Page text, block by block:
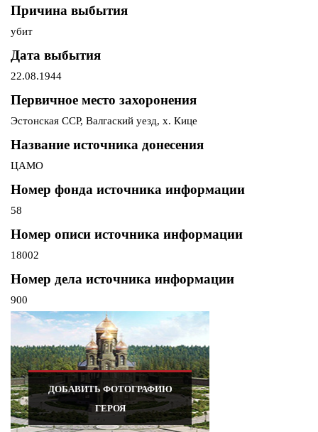
Причина выбытия
убит
Дата выбытия
22.08.1944
Первичное место захоронения
Эстонская ССР, Валгаский уезд, х. Кице
Название источника донесения
ЦАМО
Номер фонда источника информации
58
Номер описи источника информации
18002
Номер дела источника информации
900
ДОБАВИТЬ ФОТОГРАФИЮ
ГЕРОЯ